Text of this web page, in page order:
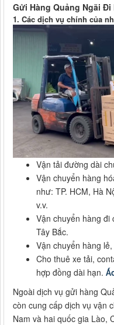
Gửi Hàng Quảng Ngãi Đi
1. Các dịch vụ chính của
Vận tải đường dài
Vận chuyển hàng
như: TP. HCM, Hà
v.v.
Vận chuyển hàng đi
Tây Bắc.
Vận chuyển hàng
Cho thuê xe tải,
hợp đồng dài hạn.
Ngoài dịch vụ gửi hàng
còn cung cấp dịch vụ vận
Nam và hai quốc gia Lào,